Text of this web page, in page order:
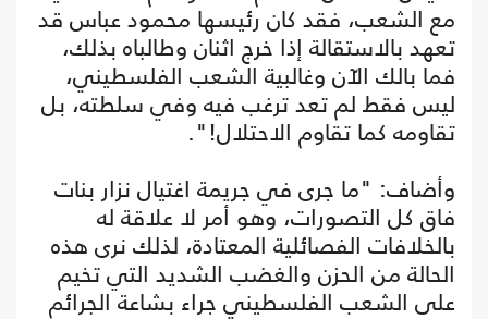
مع الشعب، فقد كان رئيسها محمود عباس قد
تعهد بالاستقالة إذا خرج اثنان وطالباه بذلك،
فما بالك الآن وغالبية الشعب الفلسطيني،
ليس فقط لم تعد ترغب فيه وفي سلطته، بل
تقاومه كما تقاوم الاحتلال!".
وأضاف: "ما جرى في جريمة اغتيال نزار بنات
فاق كل التصورات، وهو أمر لا علاقة له
بالخلافات الفصائلية المعتادة، لذلك نرى هذه
الحالة من الحزن والغضب الشديد التي تخيم
على الشعب الفلسطيني جراء بشاعة الجرائم